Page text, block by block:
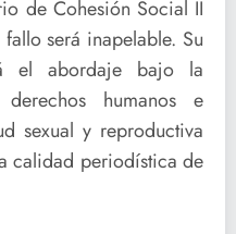
de Cohesión Social II
será inapelable. Su
el abordaje bajo la
humanos e
sexual y reproductiva
calidad periodística de